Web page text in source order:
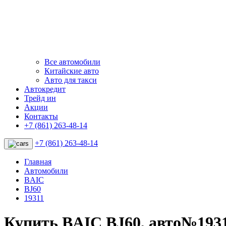
Все автомобили
Китайские авто
Авто для такси
Автокредит
Трейд ин
Акции
Контакты
+7 (861) 263-48-14
+7 (861) 263-48-14
Главная
Автомобили
BAIC
BJ60
19311